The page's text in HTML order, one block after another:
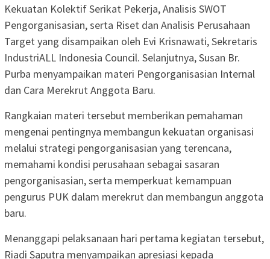
Kekuatan Kolektif Serikat Pekerja, Analisis SWOT
Pengorganisasian, serta Riset dan Analisis Perusahaan
Target yang disampaikan oleh Evi Krisnawati, Sekretaris
IndustriALL Indonesia Council. Selanjutnya, Susan Br.
Purba menyampaikan materi Pengorganisasian Internal
dan Cara Merekrut Anggota Baru.
Rangkaian materi tersebut memberikan pemahaman
mengenai pentingnya membangun kekuatan organisasi
melalui strategi pengorganisasian yang terencana,
memahami kondisi perusahaan sebagai sasaran
pengorganisasian, serta memperkuat kemampuan
pengurus PUK dalam merekrut dan membangun anggota
baru.
Menanggapi pelaksanaan hari pertama kegiatan tersebut,
Riadi Saputra menyampaikan apresiasi kepada